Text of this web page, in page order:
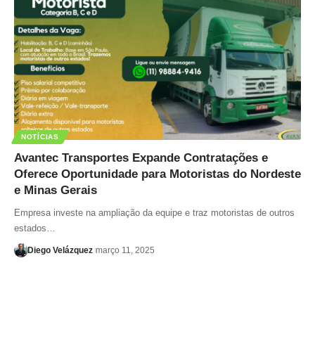
NOTÍCIAS
Avantec Transportes Expande Contratações e
Oferece Oportunidade para Motoristas do Nordeste
e Minas Gerais
Empresa investe na ampliação da equipe e traz motoristas de outros
estados…
Diego Velázquez março 11, 2025